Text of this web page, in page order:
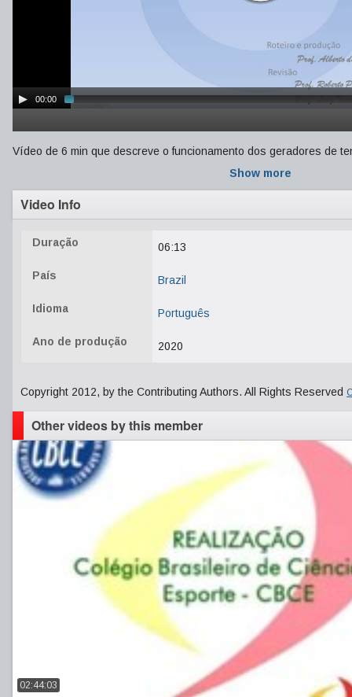
00:00
Vídeo de 6 min que descreve o funcionamento dos geradores de
Show more
Video Info
Duração 06:13
País Brazil
Idioma Português
Ano de produção 2020
Copyright 2012, by the Contributing Authors. All Rights Reserved
Other videos by this member
02:44:03